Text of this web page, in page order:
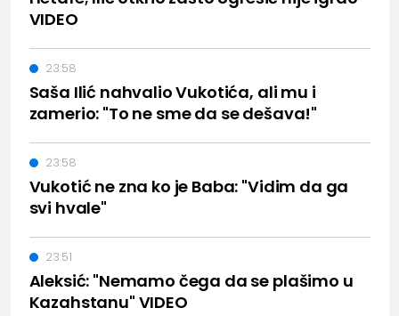
VIDEO
Saša Ilić nahvalio Vukotića, ali mu i
zamerio: "To ne sme da se dešava!"
23:58
Vukotić ne zna ko je Baba: "Vidim da ga
svi hvale"
23:58
Aleksić: "Nemamo čega da se plašimo u
Kazahstanu" VIDEO
23:51